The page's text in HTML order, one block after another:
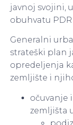
javnoj svojini,
obuhvatu
Generalni
strateški plan
opredeljenja
zemljište i
očuvanje
zemljišta